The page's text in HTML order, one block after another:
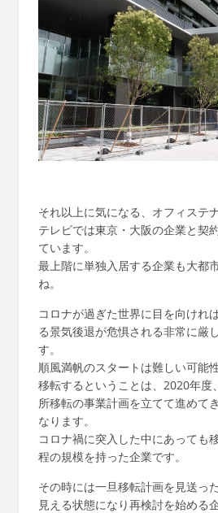
それ以上に気になる、オフィステ
テレビでは東京・大阪の企業と契
ています。
最上階に単独入居する企業も大都
ね。
コロナが過ぎた世界に目を向けれ
る景気後退が危惧される非常に厳
す。
順風満帆のスタートは難しい可能
移転するということは、2020年度
所移転の事業計画を立てて進めて
なります。
コロナ禍に突入した中にあっても
程の規模を持った企業です。
その時には一旦移転計画を見送っ
見える状態になり再検討を始める